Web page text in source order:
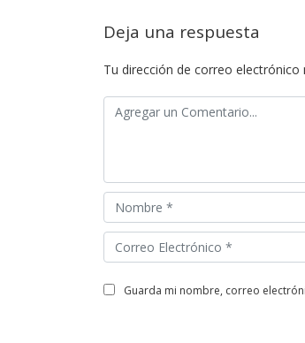
Deja una respuesta
Tu dirección de correo electrónico
guarda mi nombre, correo